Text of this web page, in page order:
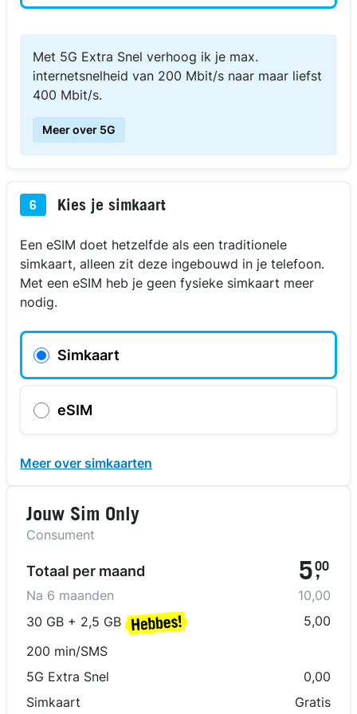
Met 5G Extra Snel verhoog ik je max.
internetsnelheid van 200 Mbit/s naar maar liefst
400 Mbit/s.
Meer over 5G
6 Kies je simkaart
Een eSIM doet hetzelfde als een traditionele
simkaart, alleen zit deze ingebouwd in je telefoon.
Met een eSIM heb je geen fysieke simkaart meer
nodig.
Simkaart
eSIM
Meer over simkaarten
Jouw Sim Only
Consument
Totaal per maand 5,
00
Na 6 maanden
10,00
30 GB + 2,5 GB
5,00
200 min/SMS
5G Extra Snel
0,00
Simkaart
Gratis